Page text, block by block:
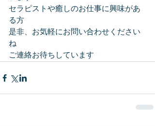
セラピストや癒しのお仕事に興味があ
る方
是非、お気軽にお問い合わせください
ね
ご連絡お待ちしています